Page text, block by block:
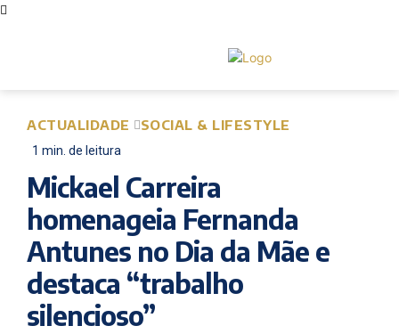
ACTUALIDADE SOCIAL & LIFESTYLE
1 min. de leitura
Mickael Carreira
homenageia Fernanda
Antunes no Dia da Mãe e
destaca “trabalho
silencioso”